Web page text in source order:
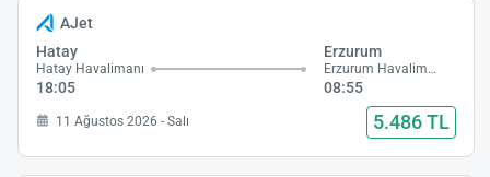
AJet
Hatay
Hatay Havalimanı
18:05
Erzurum
Erzurum Havalimanı
08:55
11 Ağustos 2026 - Salı 5.486 TL